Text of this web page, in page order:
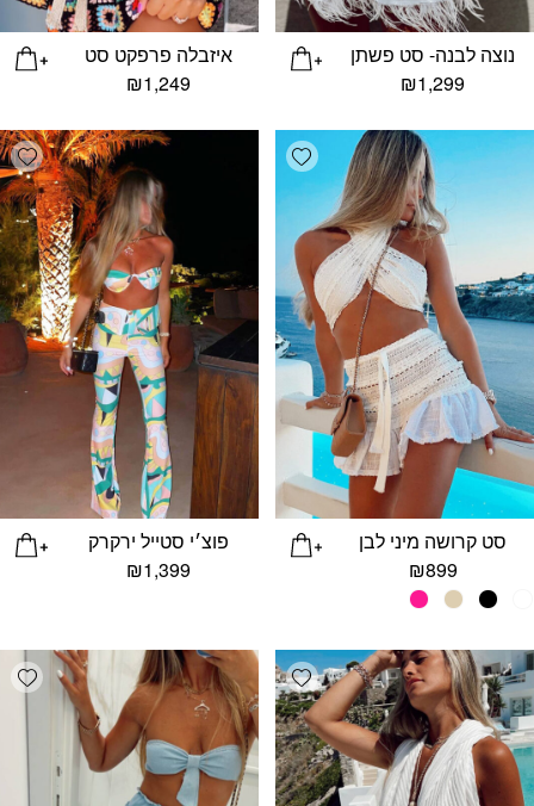
נוצה לבנה- סט פשתן
₪1,299
איזבלה פרפקט סט
₪1,249
Add wishlist
סט קרושה מיני לבן
₪899
פוצ׳י סטייל ירקרק
₪1,399
Add wishlist